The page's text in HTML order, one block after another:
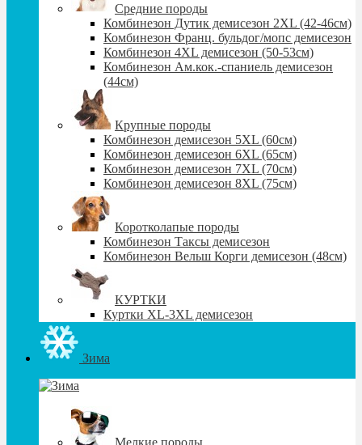
Средние породы
Комбинезон Дутик демисезон 2XL (42-46см)
Комбинезон Франц. бульдог/мопс демисезон
Комбинезон 4XL демисезон (50-53см)
Комбинезон Ам.кок.-спаниель демисезон
(44см)
Крупные породы
Комбинезон демисезон 5XL (60см)
Комбинезон демисезон 6XL (65см)
Комбинезон демисезон 7XL (70см)
Комбинезон демисезон 8XL (75см)
Коротколапые породы
Комбинезон Таксы демисезон
Комбинезон Вельш Корги демисезон (48см)
КУРТКИ
Куртки XL-3XL демисезон
Зима
Мелкие породы